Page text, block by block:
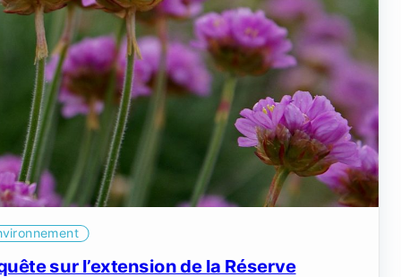
sur l’extension de la Réserve